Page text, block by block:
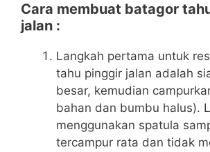
Cara membuat batagor
jalan :
Langkah pertama untuk
tahu pinggir jalan adalah
besar, kemudian
bahan dan bumbu halus).
menggunakan spatula
tercampur rata dan tidak